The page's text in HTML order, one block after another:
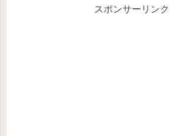
スポンサーリンク